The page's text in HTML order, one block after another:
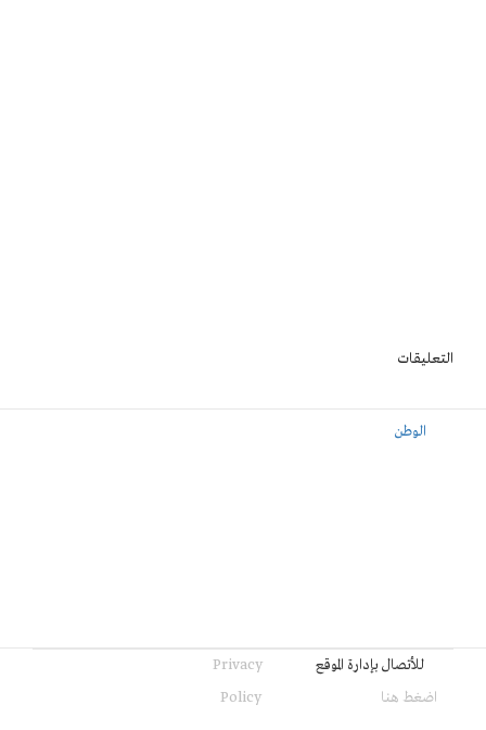
التعليقات
الوطن
للأتصال بإدارة الموقع
اضغط هنا
Privacy
Policy